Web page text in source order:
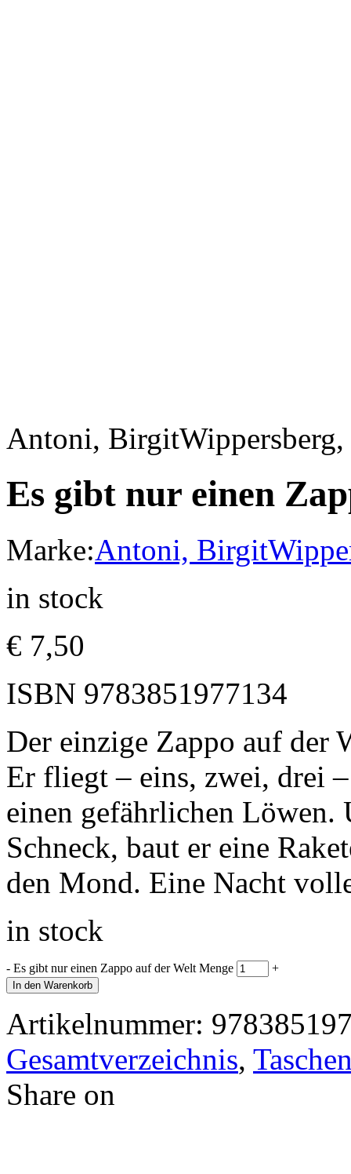
Antoni, Birgit
Es gibt nur einen
Marke:Antoni, Birgit
in stock
€ 7,50
ISBN 9783851977134
Der einzige Zappo auf der
Er fliegt – eins, zwei, drei
einen gefährlichen Löwen.
Schneck, baut er eine
den Mond. Eine Nacht
in stock
- Es gibt nur einen Zappo auf der Welt Menge +
In den Warenkorb
Artikelnummer:
Gesamtverzeichnis,
Share on